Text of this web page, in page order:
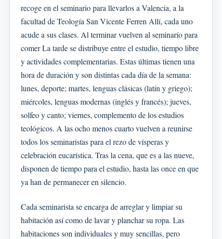
recoge en el seminario para llevarlos a Valencia, a la
facultad de Teología San Vicente Ferren Allí, cada uno
acude a sus clases. Al terminar vuelven al seminarío para
comer La tarde se distribuye entre el estudio, tiempo libre
y actividades complementarias. Estas últimas tienen una
hora de duración y son distintas cada día de la semana:
lunes, deporte; martes, lenguas clásicas (latín y griego);
miércoles, lenguas modernas (inglés y francés); jueves,
solfeo y canto; viernes, complemento de los estudios
teológicos. A las ocho menos cuarto vuelven a reunirse
todos los seminaristas para el rezo de vísperas y
celebración eucarística. Tras la cena, que es a las nueve,
disponen de tiempo para el estudio, hasta las once en que
ya han de permanecer en silencio.
Cada seminarista se encarga de arreglar y limpiar su
habitación así como de lavar y planchar su ropa. Las
habitaciones son individuales y muy sencillas, pero